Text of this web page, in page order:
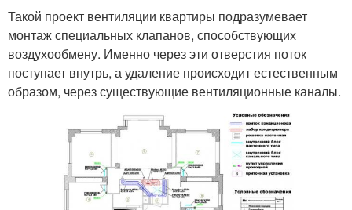
Такой проект вентиляции квартиры подразумевает
монтаж специальных клапанов, способствующих
воздухообмену. Именно через эти отверстия поток
поступает внутрь, а удаление происходит естественным
образом, через существующие вентиляционные каналы.